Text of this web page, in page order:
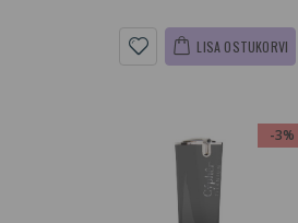
LISA OSTUKORVI
-3%